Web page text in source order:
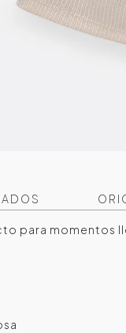
para momentos